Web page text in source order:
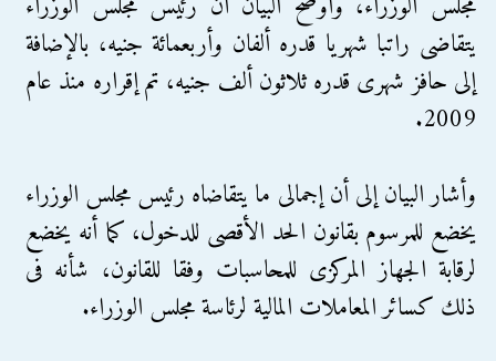
يتقاضى راتبا شهريا قدره ألفان وأربعمائة جنيه، بالإضافة
إلى حافز شهرى قدره ثلاثون ألف جنيه، تم إقراره منذ عام
2009.
وأشار البيان إلى أن إجمالى ما يتقاضاه رئيس مجلس الوزراء
يخضع للمرسوم بقانون الحد الأقصى للدخول، كما أنه يخضع
لرقابة الجهاز المركزى للمحاسبات وفقا للقانون، شأنه فى
ذلك كسائر المعاملات المالية لرئاسة مجلس الوزراء.